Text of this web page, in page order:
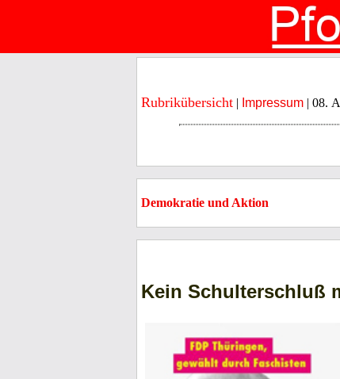
Rubrikübersicht | Impressum | 08.
Demokratie und Aktion
Kein Schulterschluß